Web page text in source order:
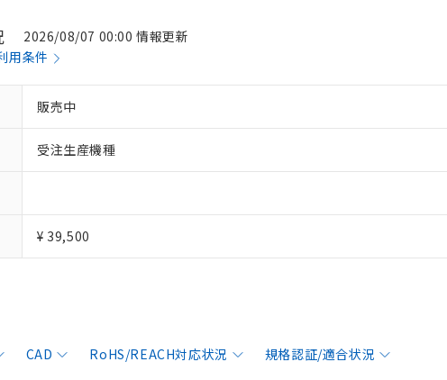
2026/08/07 00:00 情報更新
用条件
販売中
受注生産機種
¥ 39,500
CAD RoHS/REACH対応状況 規格認証/適合状況